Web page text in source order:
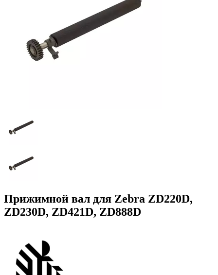
Прижимной вал для Zebra ZD220D,
ZD230D, ZD421D, ZD888D